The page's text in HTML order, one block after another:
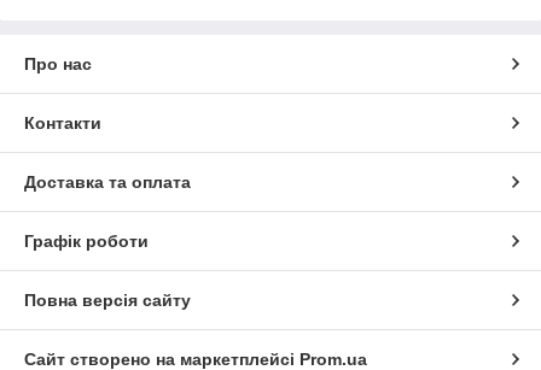
Про нас
Контакти
Доставка та оплата
Графік роботи
Повна версія сайту
Сайт створено на маркетплейсі Prom.ua